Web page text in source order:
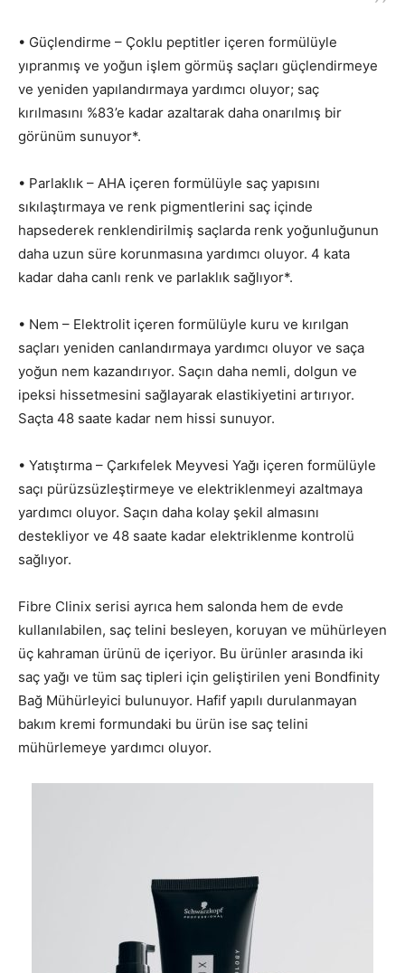
• Güçlendirme – Çoklu peptitler içeren formülüyle
yıpranmış ve yoğun işlem görmüş saçları güçlendirmeye
ve yeniden yapılandırmaya yardımcı oluyor; saç
kırılmasını %83’e kadar azaltarak daha onarılmış bir
görünüm sunuyor*.
• Parlaklık – AHA içeren formülüyle saç yapısını
sıkılaştırmaya ve renk pigmentlerini saç içinde
hapsederek renklendirilmiş saçlarda renk yoğunluğunun
daha uzun süre korunmasına yardımcı oluyor. 4 kata
kadar daha canlı renk ve parlaklık sağlıyor*.
• Nem – Elektrolit içeren formülüyle kuru ve kırılgan
saçları yeniden canlandırmaya yardımcı oluyor ve saça
yoğun nem kazandırıyor. Saçın daha nemli, dolgun ve
ipeksi hissetmesini sağlayarak elastikiyetini artırıyor.
Saçta 48 saate kadar nem hissi sunuyor.
• Yatıştırma – Çarkıfelek Meyvesi Yağı içeren formülüyle
saçı pürüzsüzleştirmeye ve elektriklenmeyi azaltmaya
yardımcı oluyor. Saçın daha kolay şekil almasını
destekliyor ve 48 saate kadar elektriklenme kontrolü
sağlıyor.
Fibre Clinix serisi ayrıca hem salonda hem de evde
kullanılabilen, saç telini besleyen, koruyan ve mühürleyen
üç kahraman ürünü de içeriyor. Bu ürünler arasında iki
saç yağı ve tüm saç tipleri için geliştirilen yeni Bondfinity
Bağ Mühürleyici bulunuyor. Hafif yapılı durulanmayan
bakım kremi formundaki bu ürün ise saç telini
mühürlemeye yardımcı oluyor.